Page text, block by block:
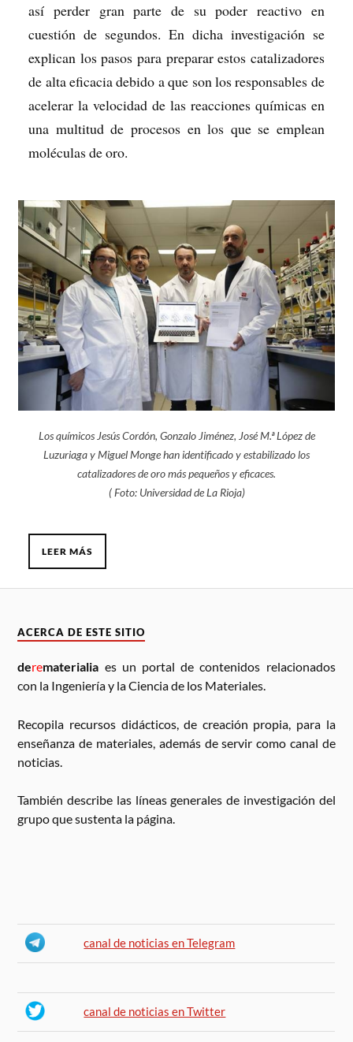
así perder gran parte de su poder reactivo en
cuestión de segundos. En dicha investigación se
explican los pasos para preparar estos catalizadores
de alta eficacia debido a que son los responsables de
acelerar la velocidad de las reacciones químicas en
una multitud de procesos en los que se emplean
moléculas de oro.
Los químicos Jesús Cordón, Gonzalo Jiménez, José M.ª López de
Luzuriaga y Miguel Monge han identificado y estabilizado los
catalizadores de oro más pequeños y eficaces.
( Foto: Universidad de La Rioja)
LEER MÁS
ACERCA DE ESTE SITIO
derematerialia es un portal de contenidos relacionados
con la Ingeniería y la Ciencia de los Materiales.
Recopila recursos didácticos, de creación propia, para la
enseñanza de materiales, además de servir como canal de
noticias.
También describe las líneas generales de investigación del
grupo que sustenta la página.
canal de noticias en Telegram
canal de noticias en Twitter